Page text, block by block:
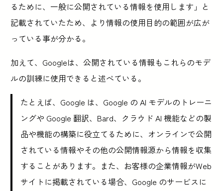
るために、一般に公開されている情報を使用します」と
記載されていたため、より情報の使用目的の範囲が広が
っている事が分かる。
加えて、Googleは、公開されている情報もこれらのモデ
ルの訓練に使用できると述べている。
たとえば、Google は、Google の AI モデルのトレーニ
ングや Google 翻訳、Bard、クラウド AI 機能などの製
品や機能の構築に役立てるために、オンラインで公開
されている情報やその他の公開情報源から情報を収集
することがあります。また、お客様の企業情報がWeb
サイトに掲載されている場合、Google のサービスに